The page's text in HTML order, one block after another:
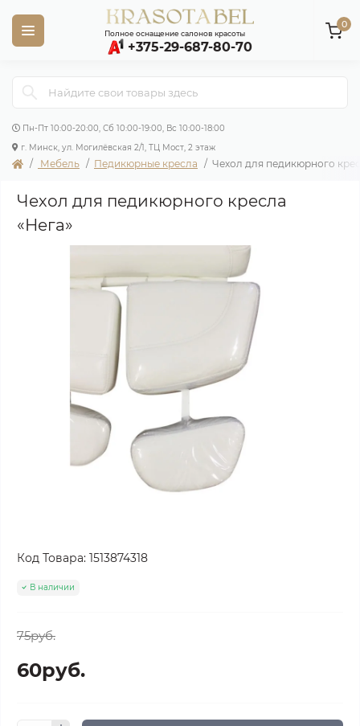
+375-29-687-80-70
Полное оснащение салонов красоты
Пн-Пт 10:00-20:00, Сб 10:00-19:00, Вс 10:00-18:00
г. Минск, ул. Могилёвская 2/1, ТЦ Мост, 2 этаж
0
Мебель Педикюрные кресла Чехол для педикюрного
Чехол для педикюрного кресла
«Нега»
Код Товара: 1513874318
В наличии
75руб.
60руб.